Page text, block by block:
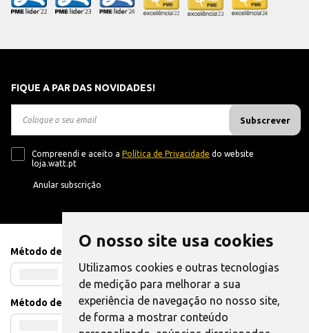
O nosso site usa cookies
Utilizamos cookies e outras tecnologias
de medição para melhorar a sua
experiência de navegação no nosso site,
de forma a mostrar conteúdo
FIQUE A PAR DAS NOVIDADES!
Subscrever
Compreendi e aceito a Política de Privacidade do website
loja.watt.pt
Anular subscrição
Método de Pagamento
Método de Envio